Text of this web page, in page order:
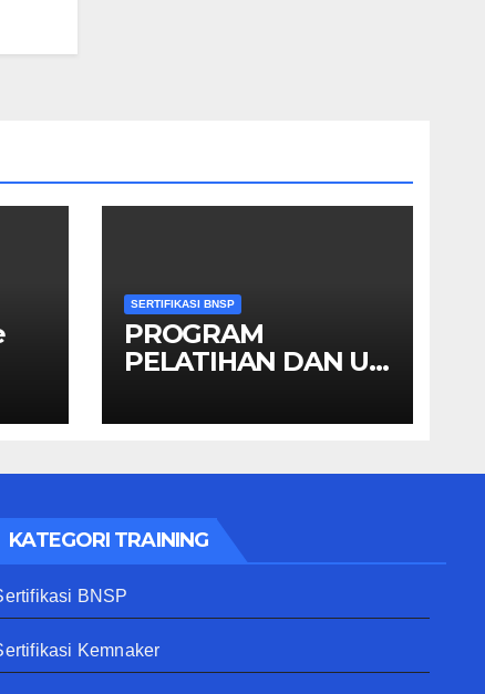
SERTIFIKASI BNSP
PROGRAM
PELATIHAN DAN UJI
SKEMA MANAGER
JAUH
KATEGORI TRAINING
BNSP
Kemnaker